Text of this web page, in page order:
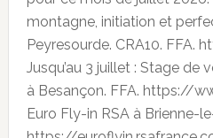
montagne, initiation et
Peyresourde. CRA10. FFA.
Jusqu’au 3 juillet : Stage de
à Besançon. FFA. https://
Euro Fly-in RSA à Brienne-